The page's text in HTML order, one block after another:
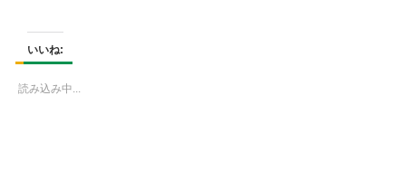
いいね:
読み込み中...